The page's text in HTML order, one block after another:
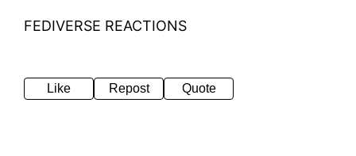
FEDIVERSE REACTIONS
Like Repost Quote